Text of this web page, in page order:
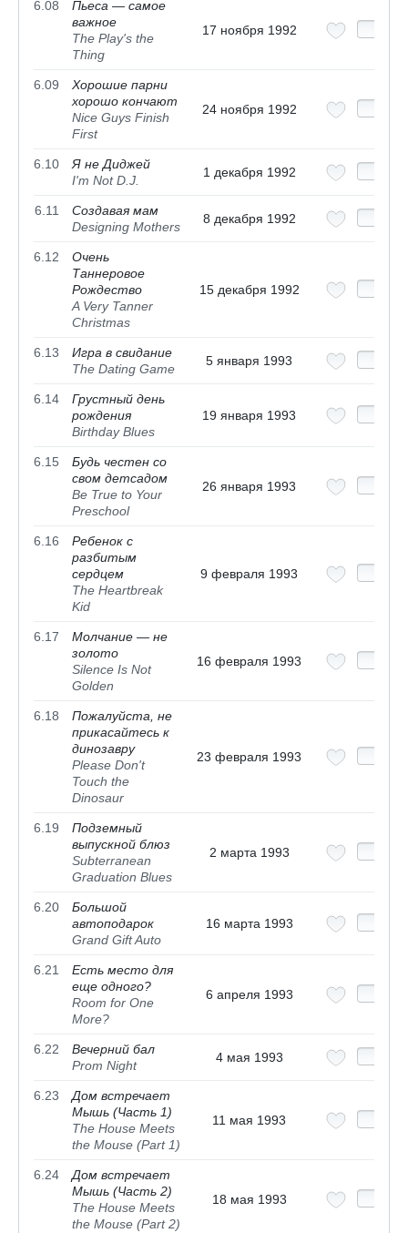
6.08
Пьеса — самое
важное
The Play's the
Thing
17 ноября 1992
6.09
Хорошие парни
хорошо кончают
Nice Guys Finish
First
24 ноября 1992
6.10
Я не Диджей
I'm Not D.J.
1 декабря 1992
6.11
Создавая мам
Designing Mothers
8 декабря 1992
6.12
Очень
Таннеровое
Рождество
A Very Tanner
Christmas
15 декабря 1992
6.13
Игра в свидание
The Dating Game
5 января 1993
6.14
Грустный день
рождения
Birthday Blues
19 января 1993
6.15
Будь честен со
свом детсадом
Be True to Your
Preschool
26 января 1993
6.16
Ребенок с
разбитым
сердцем
The Heartbreak
Kid
9 февраля 1993
6.17
Молчание — не
золото
Silence Is Not
Golden
16 февраля 1993
6.18
Пожалуйста, не
прикасайтесь к
динозавру
Please Don't
Touch the
Dinosaur
23 февраля 1993
6.19
Подземный
выпускной блюз
Subterranean
Graduation Blues
2 марта 1993
6.20
Большой
автоподарок
Grand Gift Auto
16 марта 1993
6.21
Есть место для
еще одного?
Room for One
More?
6 апреля 1993
6.22
Вечерний бал
Prom Night
4 мая 1993
6.23
Дом встречает
Мышь (Часть 1)
The House Meets
the Mouse (Part 1)
11 мая 1993
6.24
Дом встречает
Мышь (Часть 2)
The House Meets
the Mouse (Part 2)
18 мая 1993